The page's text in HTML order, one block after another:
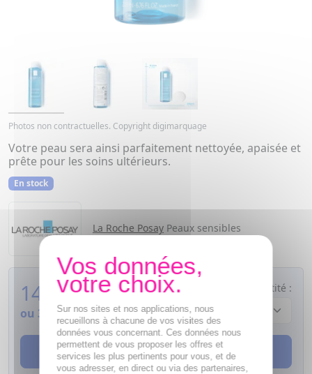
Photos non contractuelles. Copyright digimarquage
Votre peau sera ainsi parfaitement nettoyée, apaisée et
prête pour les soins ultérieurs.
En stock
La Roche Posay Peaux sensibles
14,55€
ou 3,64€si 4 fois sans frais
Quantité :
AJOUTER AU PANIER
Sur nos sites et nos applications, nous
recueillons à chacune de vos visites des
données vous concernant. Ces données nous
permettent de vous proposer les offres et
services les plus pertinents pour vous, et de
vous adresser, en direct ou via des partenaires,